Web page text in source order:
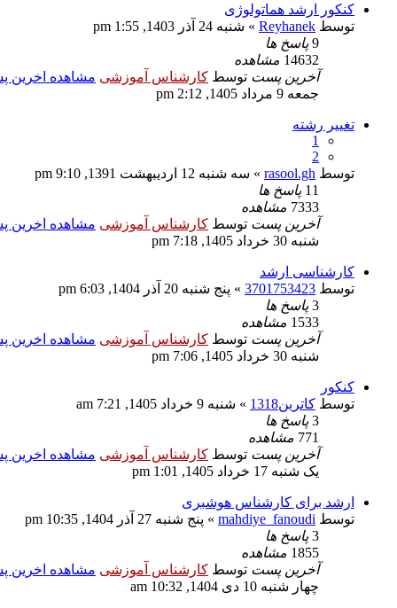
کنکور ارشد هماتولوژی
توسط Reyhanek » شنبه 24 آذر 1403, 1:55 pm
9 پاسخ ها
14632 مشاهده
آخرین پست توسط کارشناس آموزشی مشاهده اخرین
جمعه 9 مرداد 1405, 2:12 pm
تغییر رشته
1
2
توسط rasool.gh » سه شنبه 12 اردیبهشت 1391, 9:10 pm
11 پاسخ ها
7333 مشاهده
آخرین پست توسط کارشناس آموزشی مشاهده اخرین
شنبه 30 خرداد 1405, 7:18 pm
کارشناسی ارشد
توسط 3701753423 » پنج شنبه 20 آذر 1404, 6:03 pm
3 پاسخ ها
1533 مشاهده
آخرین پست توسط کارشناس آموزشی مشاهده اخرین
شنبه 30 خرداد 1405, 7:06 pm
کنکور
توسط کاترین1318
» شنبه 9 خرداد 1405, 7:21 am
3 پاسخ ها
771 مشاهده
آخرین پست توسط کارشناس آموزشی مشاهده اخرین
یک شنبه 17 خرداد 1405, 1:01 pm
ارشد برای کارشناس هوشبری
توسط mahdiye_fanoudi » پنج شنبه 27 آذر 1404, 10:35 pm
3 پاسخ ها
1855 مشاهده
آخرین پست توسط کارشناس آموزشی مشاهده اخرین
چهار شنبه 10 دی 1404, 10:32 am